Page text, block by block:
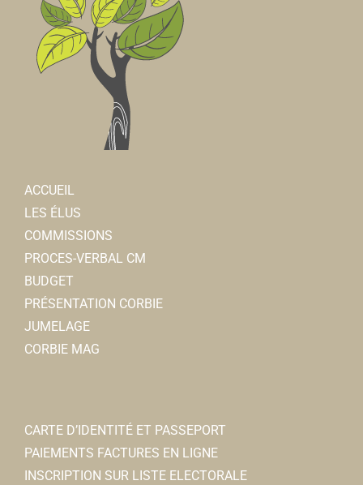
ACCUEIL
LES ÉLUS
COMMISSIONS
PROCES-VERBAL CM
BUDGET
PRÉSENTATION CORBIE
JUMELAGE
CORBIE MAG
CARTE D’IDENTITÉ ET PASSEPORT
PAIEMENTS FACTURES EN LIGNE
INSCRIPTION SUR LISTE ELECTORALE